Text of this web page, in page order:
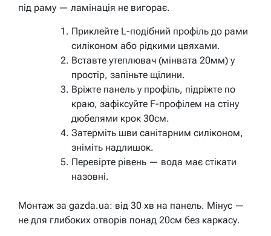
під раму — ламінація не вигорає.
Приклейте L-подібний профіль до рами
силіконом або рідкими цвяхами.
Вставте утеплювач (мінвата 20мм) у
простір, запіньте щілини.
Вріжте панель у профіль, підріжте по
краю, зафіксуйте F-профілем на стіну
дюбелями крок 30см.
Затерміть шви санітарним силіконом,
зніміть надлишок.
Перевірте рівень — вода має стікати
назовні.
Монтаж за gazda.ua: від 30 хв на панель. Мінус —
не для глибоких отворів понад 20см без каркасу.